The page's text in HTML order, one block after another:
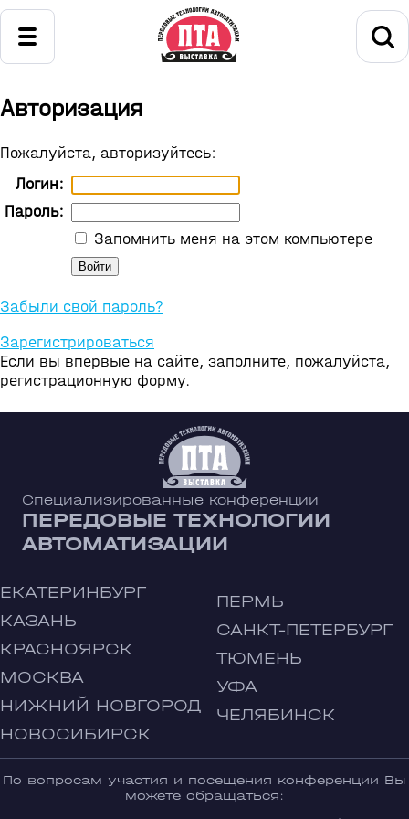
Авторизация
Пожалуйста, авторизуйтесь:
Логин:
Пароль:
Запомнить меня на этом компьютере
Забыли свой пароль?
Зарегистрироваться
Если вы впервые на сайте, заполните, пожалуйста,
регистрационную форму.
Специализированные конференции
ПЕРЕДОВЫЕ ТЕХНОЛОГИИ
АВТОМАТИЗАЦИИ
ЕКАТЕРИНБУРГ
КАЗАНЬ
КРАСНОЯРСК
МОСКВА
НИЖНИЙ НОВГОРОД
НОВОСИБИРСК
ПЕРМЬ
САНКТ-ПЕТЕРБУРГ
ТЮМЕНЬ
УФА
ЧЕЛЯБИНСК
По вопросам участия и посещения конференции Вы
можете обращаться: